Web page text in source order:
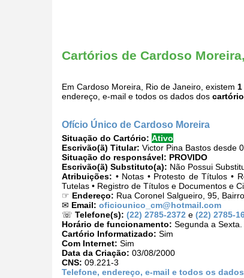
Cartórios de Cardoso
Em Cardoso Moreira, Rio de Janeiro, existem
endereço, e-mail e todos os dados dos
Ofício Único de Cardoso Moreira
Situação do Cartório: Ativo
Escrivão(ã) Titular: Victor Pina Bastos desde
Situação do responsável: PROVIDO
Escrivão(ã) Substituto(a): Não Possui
Atribuições: • Notas • Protesto de Títulos •
Tutelas • Registro de Títulos e Documentos e
☞ Endereço: Rua Coronel Salgueiro, 95,
✉ Email: oficiounico_cm@hotmail.com
☏ Telefone(s): (22) 2785-2372 e (22) 2785-
Horário de funcionamento: Segunda a
Cartório Informatizado: Sim
Com Internet: Sim
Data da Criação: 03/08/2000
CNS: 09.221-3
Telefone, endereço, e-mail e todos os